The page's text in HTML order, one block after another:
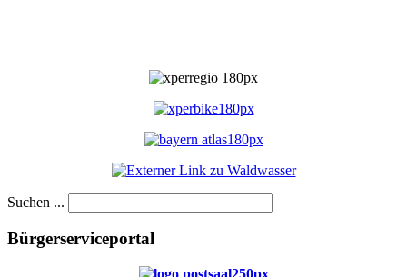
Suchen ...
Bürgerserviceportal